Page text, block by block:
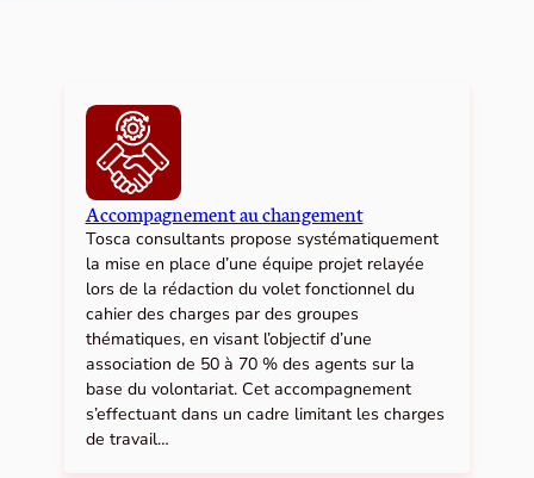
Accompagnement au changement
Tosca consultants propose systématiquement
la mise en place d’une équipe projet relayée
lors de la rédaction du volet fonctionnel du
cahier des charges par des groupes
thématiques, en visant l’objectif d’une
association de 50 à 70 % des agents sur la
base du volontariat. Cet accompagnement
s’effectuant dans un cadre limitant les charges
de travail…